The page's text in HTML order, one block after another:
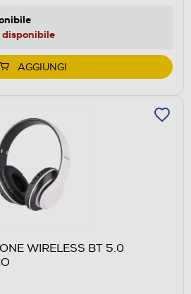
disponibile
AGGIUNGI
WIRELESS BT 5.0